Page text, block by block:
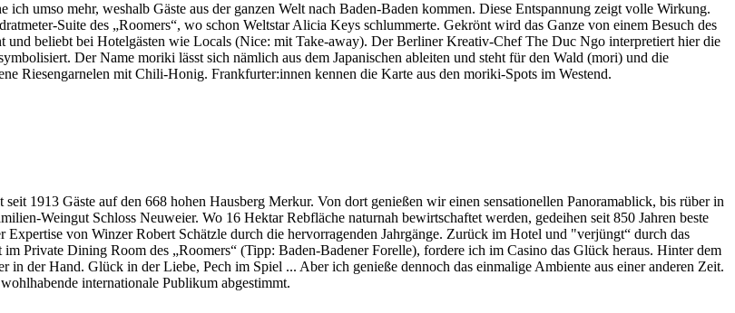
umso mehr, weshalb Gäste aus der ganzen Welt nach Baden-Baden kommen. Diese Entspannung zeigt volle Wirkung.
Suite des „Roomers“, wo schon Weltstar Alicia Keys schlummerte. Gekrönt wird das Ganze von einem Besuch des
und beliebt bei Hotelgästen wie Locals (Nice: mit Take-away). Der Berliner Kreativ-Chef The Duc Ngo interpretiert hier die
Der Name moriki lässt sich nämlich aus dem Japanischen ableiten und steht für den Wald (mori) und die
Riesengarnelen mit Chili-Honig. Frankfurter:innen kennen die Karte aus den moriki-Spots im Westend.
1913 Gäste auf den 668 hohen Hausberg Merkur. Von dort genießen wir einen sensationellen Panoramablick, bis rüber in
Weingut Schloss Neuweier. Wo 16 Hektar Rebfläche naturnah bewirtschaftet werden, gedeihen seit 850 Jahren beste
von Winzer Robert Schätzle durch die hervorragenden Jahrgänge. Zurück im Hotel und "verjüngt“ durch das
Private Dining Room des „Roomers“ (Tipp: Baden-Badener Forelle), fordere ich im Casino das Glück heraus. Hinter dem
in der Hand. Glück in der Liebe, Pech im Spiel ... Aber ich genieße dennoch das einmalige Ambiente aus einer anderen Zeit.
internationale Publikum abgestimmt.